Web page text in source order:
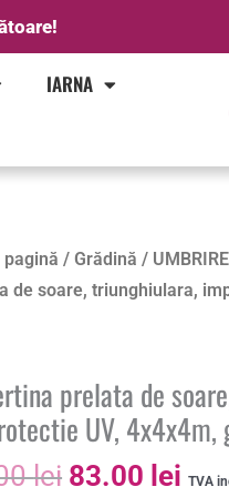
IARNA
pagină /Grădină / UMBRIRE
de soare, triunghiulara,
prelata de
UV, 4x4x4m,
lei
Prețul
inițial
93.00 lei.
83.00 lei TVA